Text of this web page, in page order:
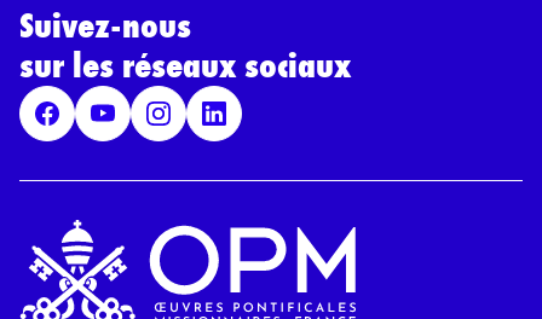
R
P
D
*
Suivez-nous
sur les réseaux sociaux